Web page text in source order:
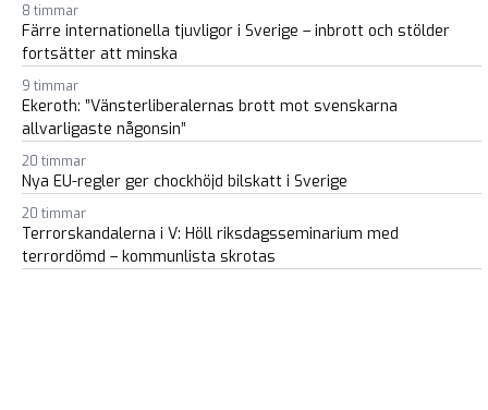
8 timmar
Färre internationella tjuvligor i Sverige – inbrott och stölder
fortsätter att minska
9 timmar
Ekeroth: ”Vänsterliberalernas brott mot svenskarna
allvarligaste någonsin”
20 timmar
Nya EU-regler ger chockhöjd bilskatt i Sverige
20 timmar
Terrorskandalerna i V: Höll riksdagsseminarium med
terrordömd – kommunlista skrotas